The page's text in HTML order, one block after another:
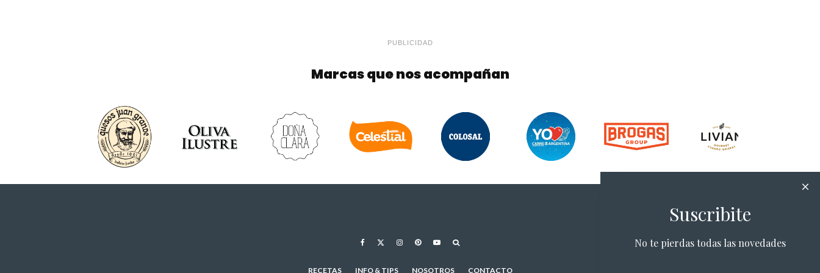
PUBLICIDAD
Marcas que nos acompañan
RECETAS INFO & TIPS NOSOTROS CONTACTO
Suscribite
No te pierdas todas las novedades